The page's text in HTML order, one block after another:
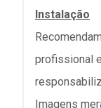
Instalação
profissional
Imagens